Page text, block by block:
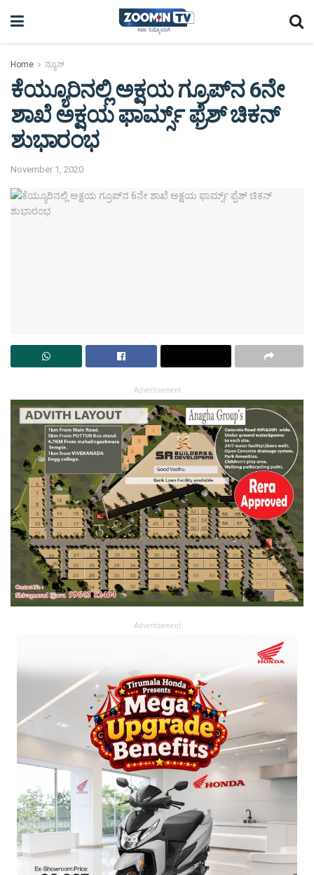
Home ನ್ಯೂಸ್
ಕೆಯ್ಯೂರಿನಲ್ಲಿ ಅಕ್ಷಯ ಗ್ರೂಪ್‌ನ 6ನೇ
ಶಾಖೆ ಅಕ್ಷಯ ಫಾರ್ಮ್ಸ್ ಫ್ರೆಶ್‌ ಚಿಕನ್
ಶುಭಾರಂಭ
November 1, 2020
Advertisement
Advertisement